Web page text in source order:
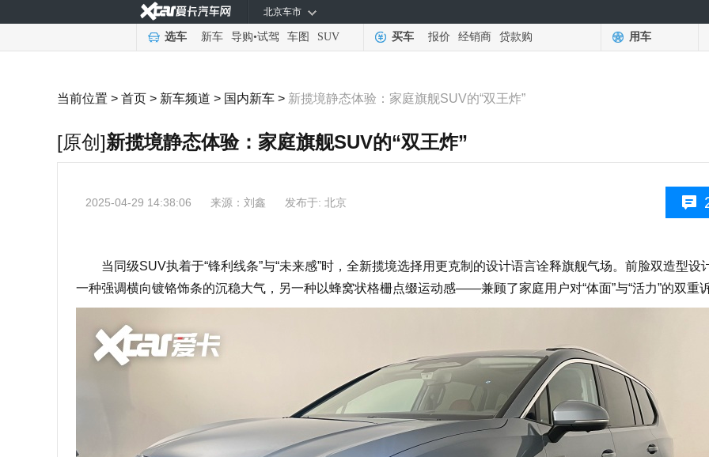
北京车市
选车 新车 导购•试驾 车图 SUV 买车 报价 经销商 贷款购 用车
当前位置 > 首页 > 新车频道 > 国内新车 > 新揽境静态体验：家庭旗舰SUV的“双王炸”
[原创]新揽境静态体验：家庭旗舰SUV的“双王炸”
2025-04-29 14:38:06 来源： 刘鑫 发布于: 北京
当同级SUV执着于“锋利线条”与“未来感”时，全新揽境选择用更克制的设计语言诠释旗舰气场。前脸双造型
一种强调横向镀铬饰条的沉稳大气，另一种以蜂窝状格栅点缀运动感——兼顾了家庭用户对“体面”与“活力”的双重